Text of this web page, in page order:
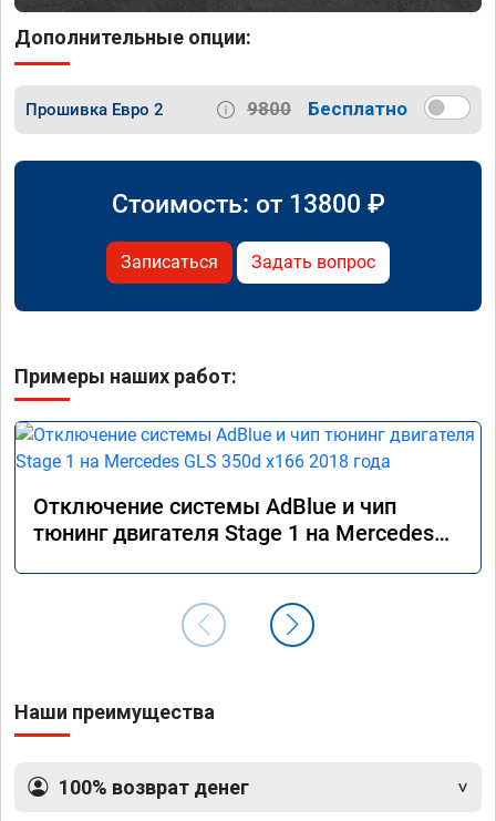
Дополнительные опции:
Прошивка Евро 2 9800 Бесплатно
Стоимость: от 13800 ₽
Записаться Задать вопрос
Примеры наших работ:
Отключение системы AdBlue и чип
тюнинг двигателя Stage 1 на Mercedes
Наши преимущества
100% возврат денег